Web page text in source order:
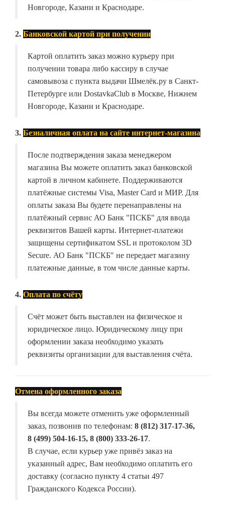
Новгороде, Казани и Краснодаре.
2. Банковской картой при получении
Картой оплатить заказ можно курьеру при
получении товара либо кассиру в случае
самовывоза с пункта выдачи Шмелёк.ру в Санкт-
Петербурге или DostavkaClub в Москве, Нижнем
Новгороде, Казани и Краснодаре.
3. Безналичная оплата на сайте интернет-магазина
После подтверждения заказа менеджером
магазина Вы можете оплатить заказ банковской
картой в личном кабинете. Поддерживаются
платёжные системы Visa, Master Card и МИР. Для
оплаты заказа Вы будете перенаправлены на
платёжный сервис АО Банк "ПСКБ" для ввода
реквизитов Вашей карты. Интернет-платежи
защищены сертификатом SSL и протоколом 3D
Secure. АО Банк "ПСКБ" не передает магазину
платежные данные, в том числе данные карты.
4. Оплата по счёту
Счёт может быть выставлен на физическое и
юридическое лицо. Юридическому лицу при
оформлении заказа необходимо указать
реквизиты организации для выставления счёта.
Отмена оформленного заказа
Вы всегда можете отменить уже оформленный
заказ, позвонив по телефонам: 8 (812) 317-17-36,
8 (499) 504-16-15, 8 (800) 333-26-17.
В случае, если курьер уже привёз заказ на
указанный адрес, Вам необходимо оплатить его
доставку (согласно пункту 4 статьи 497
Гражданского Кодекса России).